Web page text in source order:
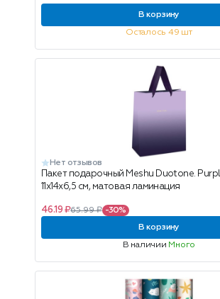
В корзину
Осталось 49 шт
Нет отзывов
Пакет подарочный Meshu Duotone.
11х14х6,5 см, матовая ламинация
46.19 ₽65.99 ₽ -30%
В корзину
В наличии Много